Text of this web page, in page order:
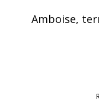
Amboise,